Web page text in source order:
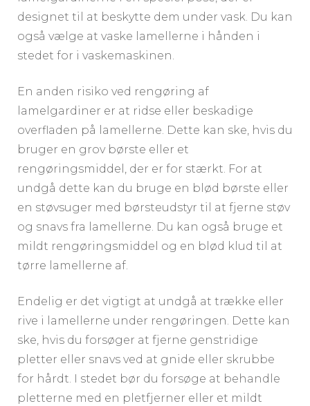
designet til at beskytte dem under vask. Du kan
også vælge at vaske lamellerne i hånden i
stedet for i vaskemaskinen.
En anden risiko ved rengøring af
lamelgardiner er at ridse eller beskadige
overfladen på lamellerne. Dette kan ske, hvis du
bruger en grov børste eller et
rengøringsmiddel, der er for stærkt. For at
undgå dette kan du bruge en blød børste eller
en støvsuger med børsteudstyr til at fjerne støv
og snavs fra lamellerne. Du kan også bruge et
mildt rengøringsmiddel og en blød klud til at
tørre lamellerne af.
Endelig er det vigtigt at undgå at trække eller
rive i lamellerne under rengøringen. Dette kan
ske, hvis du forsøger at fjerne genstridige
pletter eller snavs ved at gnide eller skrubbe
for hårdt. I stedet bør du forsøge at behandle
pletterne med en pletfjerner eller et mildt